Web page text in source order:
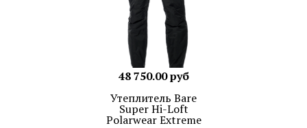
48 750.00 руб
Утеплитель Bare
Super Hi-Loft
Polarwear Extreme